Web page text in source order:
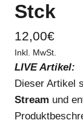
Stck
12,00€
Inkl. MwSt.
LIVE Artikel:
Dieser Artikel
Stream und